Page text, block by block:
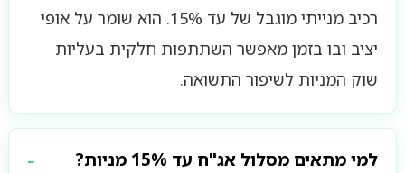
רכיב מנייתי מוגבל של עד 15%. הוא שומר על אופי
יציב ובו בזמן מאפשר השתתפות חלקית בעליות
שוק המניות לשיפור התשואה.
למי מתאים מסלול אג"ח עד 15% מניות?